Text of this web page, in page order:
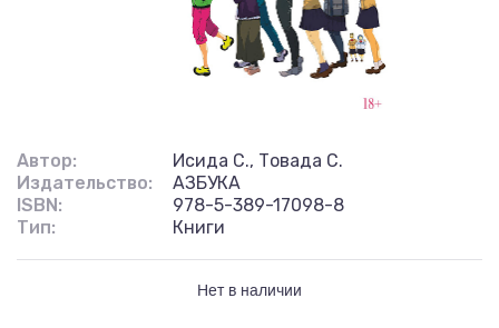
Автор:
Исида С., Товада С.
Издательство:
АЗБУКА
ISBN:
978-5-389-17098-8
Тип:
Книги
Нет в наличии